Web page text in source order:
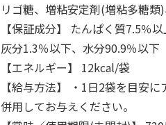
リゴ糖、増粘安定剤(増粘多糖類
【保証成分】 たんぱく質7.5％
灰分1.3％以下、水分90.9％以下
【エネルギー】 12kcal/袋
【給与方法】 ・1日2袋を目安
併用してお与えください。